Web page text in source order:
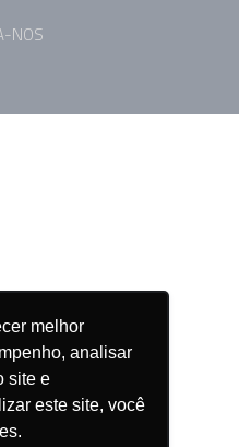
melhor
analisar
site e
este site, você
NOS